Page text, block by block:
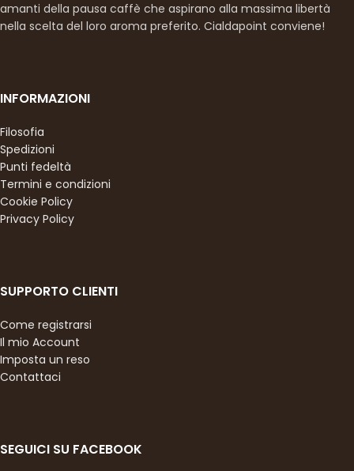
amanti della pausa caffè che aspirano alla massima libertà
nella scelta del loro aroma preferito. Cialdapoint conviene!
INFORMAZIONI
Filosofia
Spedizioni
Punti fedeltà
Termini e condizioni
Cookie Policy
Privacy Policy
SUPPORTO CLIENTI
Come registrarsi
Il mio Account
Imposta un reso
Contattaci
SEGUICI SU FACEBOOK